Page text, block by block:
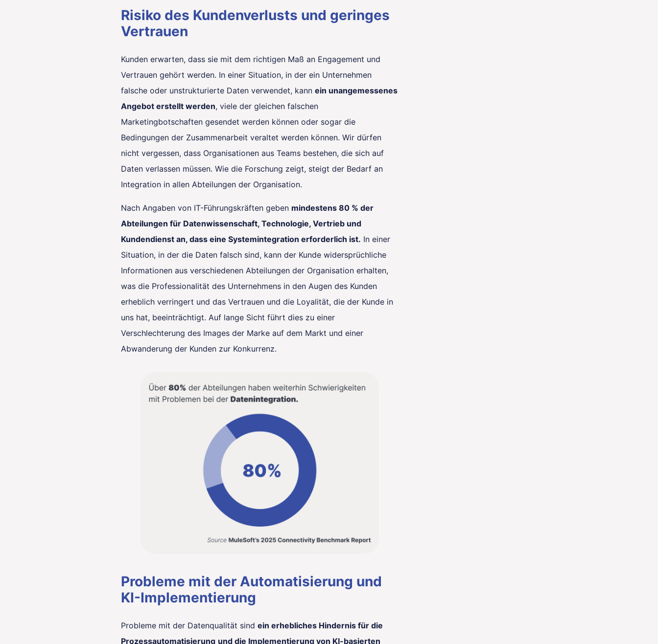
Risiko des Kundenverlusts und geringes
Vertrauen
Kunden erwarten, dass sie mit dem richtigen Maß an Engagement und
Vertrauen gehört werden. In einer Situation, in der ein Unternehmen
falsche oder unstrukturierte Daten verwendet, kann ein unangemessenes
Angebot erstellt werden, viele der gleichen falschen
Marketingbotschaften gesendet werden können oder sogar die
Bedingungen der Zusammenarbeit veraltet werden können. Wir dürfen
nicht vergessen, dass Organisationen aus Teams bestehen, die sich auf
Daten verlassen müssen. Wie die Forschung zeigt, steigt der Bedarf an
Integration in allen Abteilungen der Organisation.
Nach Angaben von IT-Führungskräften geben mindestens 80 % der
Abteilungen für Datenwissenschaft, Technologie, Vertrieb und
Kundendienst an, dass eine Systemintegration erforderlich ist. In einer
Situation, in der die Daten falsch sind, kann der Kunde widersprüchliche
Informationen aus verschiedenen Abteilungen der Organisation erhalten,
was die Professionalität des Unternehmens in den Augen des Kunden
erheblich verringert und das Vertrauen und die Loyalität, die der Kunde in
uns hat, beeinträchtigt. Auf lange Sicht führt dies zu einer
Verschlechterung des Images der Marke auf dem Markt und einer
Abwanderung der Kunden zur Konkurrenz.
Probleme mit der Automatisierung und
KI-Implementierung
Probleme mit der Datenqualität sind ein erhebliches Hindernis für die
Prozessautomatisierung und die Implementierung von KI-basierten